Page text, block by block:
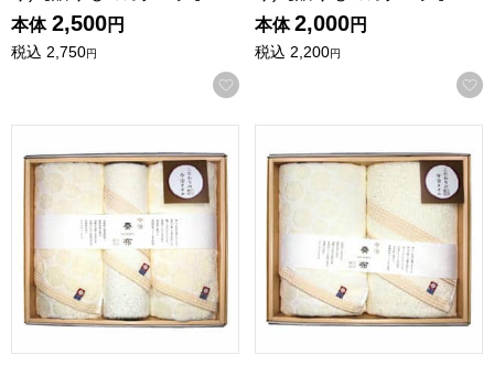
本体 2,500円
税込 2,750円
お気に入りに登録する
本体 2,000円
税込 2,200円